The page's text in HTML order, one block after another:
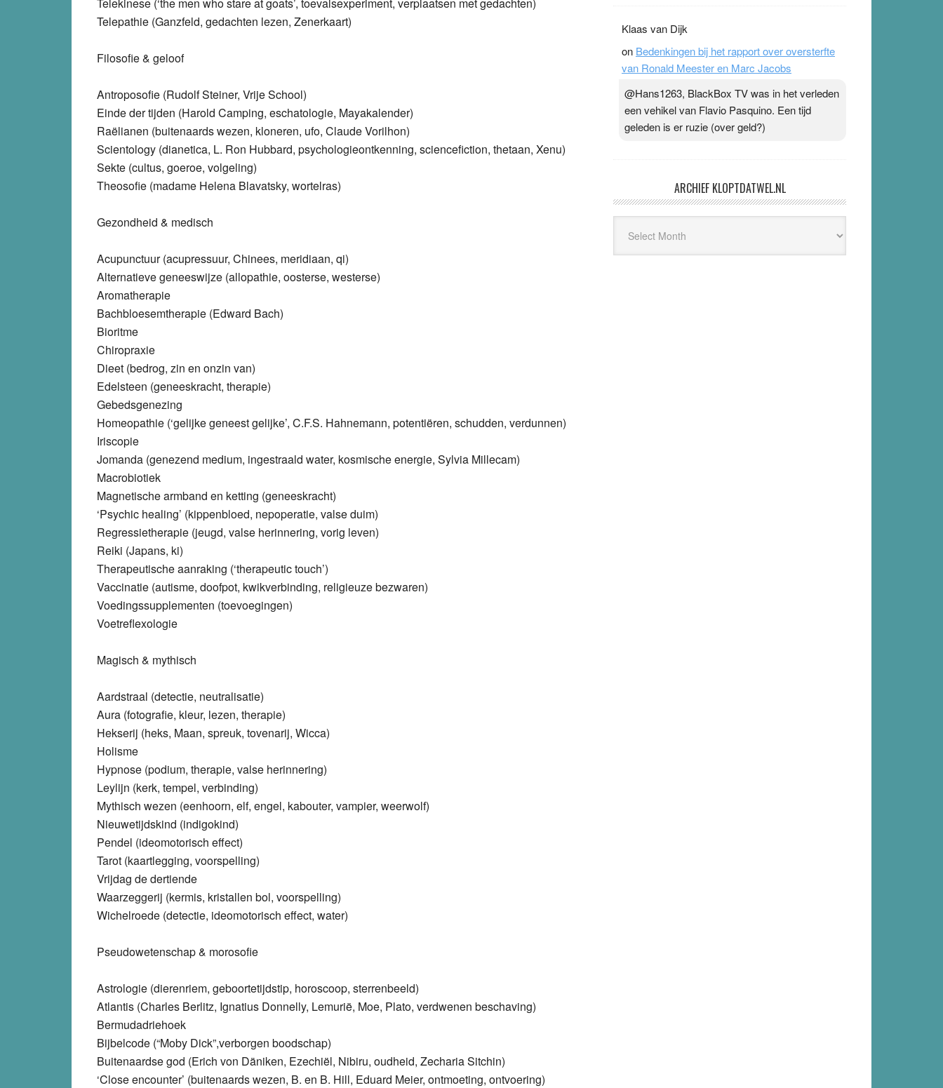
Telepathie (Ganzfeld, gedachten lezen, Zenerkaart)
Filosofie & geloof
Antroposofie (Rudolf Steiner, Vrije School)
Einde der tijden (Harold Camping, eschatologie, Mayakalender)
Raëlianen (buitenaards wezen, kloneren, ufo, Claude Vorilhon)
Scientology (dianetica, L. Ron Hubbard, psychologieontkenning, sciencefiction, thetaan, Xenu)
Sekte (cultus, goeroe, volgeling)
Theosofie (madame Helena Blavatsky, wortelras)
Gezondheid & medisch
Acupunctuur (acupressuur, Chinees, meridiaan, qi)
Alternatieve geneeswijze (allopathie, oosterse, westerse)
Aromatherapie
Bachbloesemtherapie (Edward Bach)
Bioritme
Chiropraxie
Dieet (bedrog, zin en onzin van)
Edelsteen (geneeskracht, therapie)
Gebedsgenezing
Homeopathie (‘gelijke geneest gelijke’, C.F.S. Hahnemann, potentiëren, schudden, verdunnen)
Iriscopie
Jomanda (genezend medium, ingestraald water, kosmische energie, Sylvia Millecam)
Macrobiotiek
Magnetische armband en ketting (geneeskracht)
‘Psychic healing’ (kippenbloed, nepoperatie, valse duim)
Regressietherapie (jeugd, valse herinnering, vorig leven)
Reiki (Japans, ki)
Therapeutische aanraking (‘therapeutic touch’)
Vaccinatie (autisme, doofpot, kwikverbinding, religieuze bezwaren)
Voedingssupplementen (toevoegingen)
Voetreflexologie
Magisch & mythisch
Aardstraal (detectie, neutralisatie)
Aura (fotografie, kleur, lezen, therapie)
Hekserij (heks, Maan, spreuk, tovenarij, Wicca)
Holisme
Hypnose (podium, therapie, valse herinnering)
Leylijn (kerk, tempel, verbinding)
Mythisch wezen (eenhoorn, elf, engel, kabouter, vampier, weerwolf)
Nieuwetijdskind (indigokind)
Pendel (ideomotorisch effect)
Tarot (kaartlegging, voorspelling)
Vrijdag de dertiende
Waarzeggerij (kermis, kristallen bol, voorspelling)
Wichelroede (detectie, ideomotorisch effect, water)
Pseudowetenschap & morosofie
Astrologie (dierenriem, geboortetijdstip, horoscoop, sterrenbeeld)
Atlantis (Charles Berlitz, Ignatius Donnelly, Lemurië, Moe, Plato, verdwenen beschaving)
Bermudadriehoek
Bijbelcode (“Moby Dick”,verborgen boodschap)
Buitenaardse god (Erich von Däniken, Ezechiël, Nibiru, oudheid, Zecharia Sitchin)
‘Close encounter’ (buitenaards wezen, B. en B. Hill, Eduard Meier, ontmoeting, ontvoering)
Klaas van Dijk
on Bedenkingen bij het rapport over oversterfte
van Ronald Meester en Marc Jacobs
@Hans1263, BlackBox TV was in het verleden
een vehikel van Flavio Pasquino. Een tijd
geleden is er ruzie (over geld?)
ARCHIEF KLOPTDATWEL.NL
Kloptdatwel.nl